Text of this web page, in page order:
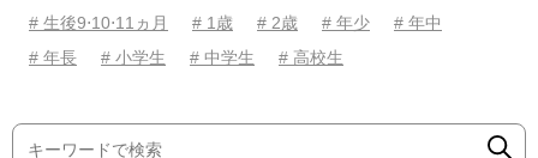
# 生後9⋅10⋅11ヵ月
# 1歳 # 2歳 # 年少
# 年中
# 年長
# 小学生 # 中学生 # 高校生